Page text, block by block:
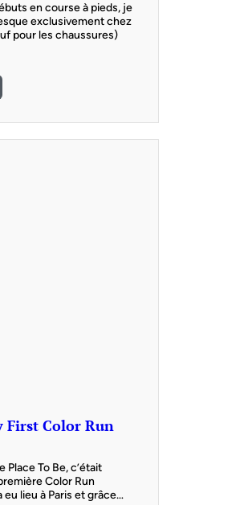
en course à pieds, je
exclusivement chez
pour les chaussures)
First Color Run
Place To Be, c’était
Color Run
eu lieu à Paris et grâce…